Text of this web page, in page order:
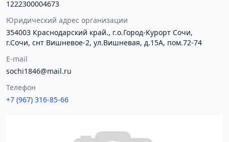
1222300004673
Юридический адрес организации
354003 Краснодарский край., г.о.Город-Курорт Сочи,
г.Сочи, снт Вишневое-2, ул.Вишневая, д.15А, пом.72-74
E-mail
sochi1846@mail.ru
Телефон
+7 (967) 316-85-66